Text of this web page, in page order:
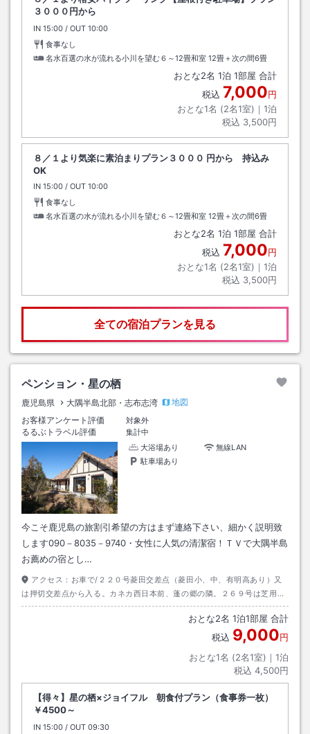
３０００円から
IN チェックイン
15:00 / OUT チェックアウト
10:00
食事なし
名水百選の水が流れる小川を望む６～12畳和室 12畳＋次の間6畳
おとな2名 1泊 1部屋 合計
税込 7,000円
おとな1名 (2名1室)｜ 1泊
税込 3,500円
８／１より気楽に素泊まりプラン３０００ 円から 持込み
OK
IN チェックイン
15:00 / OUT チェックアウト
10:00
食事なし
名水百選の水が流れる小川を望む６～12畳和室 12畳＋次の間6畳
おとな2名 1泊 1部屋 合計
税込 7,000円
おとな1名 (2名1室)｜ 1泊
税込 3,500円
全ての宿泊プランを見る
ペンション・星の栖
鹿児島県 大隅半島北部・志布志湾
地図
お客様アンケート評価
対象外
るるぶトラベル評価
集計中
大浴場あり
無線LAN
駐車場あり
今こそ鹿児島の旅割引希望の方はまず連絡下さい、細かく説明致
します090－8035－9740・女性に人気の清潔宿！ＴＶで大隅半島
お薦めの宿とし…
アクセス： お車で/２２０号菱田交差点（菱田小、中、有明高あり）又
は押切交差点から入る。カネカ西日本前、蓬の郷の隣。２６９号は芝用交
差点から。志布志駅または志布志港からは送迎致します（要予約）。
おとな2名 1泊1部屋 合計
税込 9,000円
おとな1名 (2名1室)｜ 1泊
税込 4,500円
【得々】星の栖×ジョイフル 朝食付プラン（食事券一枚）
￥4500～
IN チェックイン
15:00 / OUT チェックアウト
09:30